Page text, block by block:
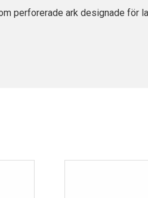
perforerade ark designade för